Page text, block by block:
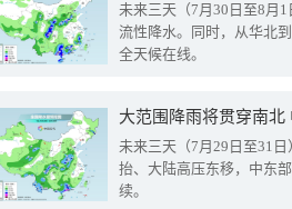
未来三天（7月30日至8月
流性降水。同时，从华北
全天候在线。
大范围降雨将贯穿南
未来三天（7月29日至31
抬、大陆高压东移，中东
续。